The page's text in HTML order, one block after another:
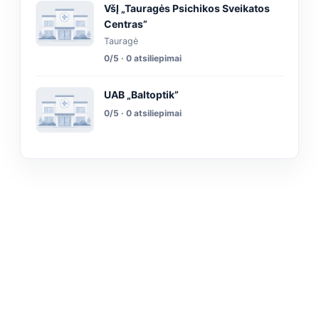
VšĮ „Tauragės Psichikos Sveikatos
Centras”
Tauragė
0/5 · 0 atsiliepimai
UAB „Baltoptik”
0/5 · 0 atsiliepimai